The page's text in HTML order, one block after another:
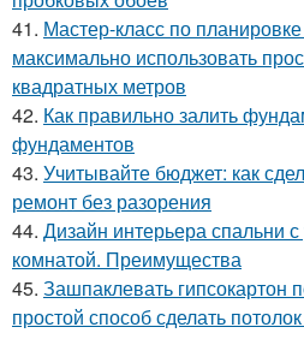
41. Мастер-класс по
максимально использовать
квадратных метров
42. Как правильно залить
фундаментов
43. Учитывайте бюджет: как
ремонт без разорения
44. Дизайн интерьера спальни
комнатой. Преимущества
45. Зашпаклевать гипсокартон
простой способ сделать